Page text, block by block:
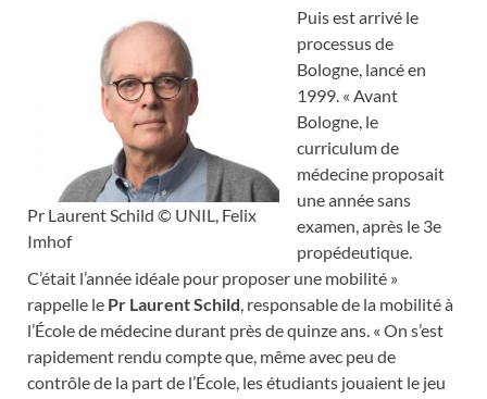
Pr Laurent Schild © UNIL, Felix
Imhof
Puis est arrivé le
processus de
Bologne, lancé en
1999. « Avant
Bologne, le
curriculum de
médecine proposait
une année sans
examen, après le 3e
propédeutique.
C’était l’année idéale pour proposer une mobilité »
rappelle le Pr Laurent Schild , responsable de la mobilité à
l’École de médecine durant près de quinze ans. « On s’est
rapidement rendu compte que, même avec peu de
contrôle de la part de l’École, les étudiants jouaient le jeu